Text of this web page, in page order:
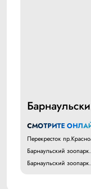
СМОТРИТЕ
Перекресток
Барнаульский
Барнаульский